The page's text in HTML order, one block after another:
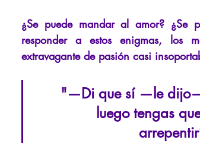
Conferencias Inteligencia artificial
¿Se puede mandar al amor? ¿Se
responder a estos enigmas, los
extravagante de pasión casi
"—Di que sí —le
luego tengas